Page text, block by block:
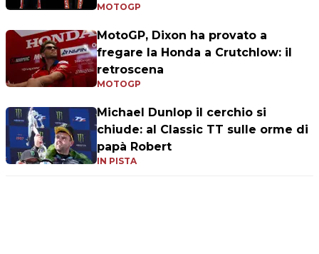
MOTOGP
MotoGP, Dixon ha provato a
fregare la Honda a Crutchlow: il
retroscena
MOTOGP
Michael Dunlop il cerchio si
chiude: al Classic TT sulle orme di
papà Robert
IN PISTA